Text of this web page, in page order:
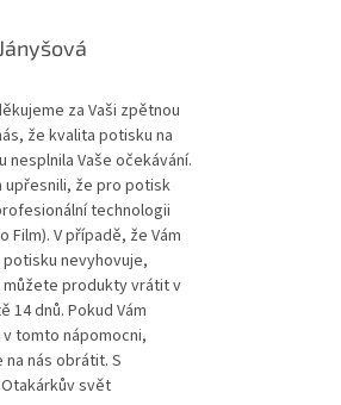
za Vaši zpětnou
že kvalita potisku na
nesplnila Vaše očekávání.
upřesnili, že pro potisk
technologii
Film). V případě, že Vám
nevyhovuje,
produkty vrátit v
14 dnů. Pokud Vám
tomto nápomocni,
nás obrátit. S
svět